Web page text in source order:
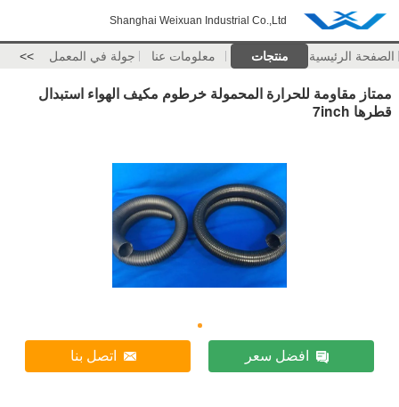
Shanghai Weixuan Industrial Co.,Ltd
الصفحة الرئيسية منتجات معلومات عنا جولة في المعمل >>
ممتاز مقاومة للحرارة المحمولة خرطوم مكيف الهواء استبدال
قطرها 7inch
افضل سعر اتصل بنا